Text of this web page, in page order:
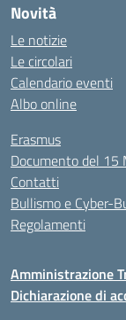
Novità
Le notizie
Le circolari
Calendario eventi
Albo online
Erasmus
Documento del 15
Contatti
Bullismo e Cyber-
Regolamenti
Amministrazione
Dichiarazione di